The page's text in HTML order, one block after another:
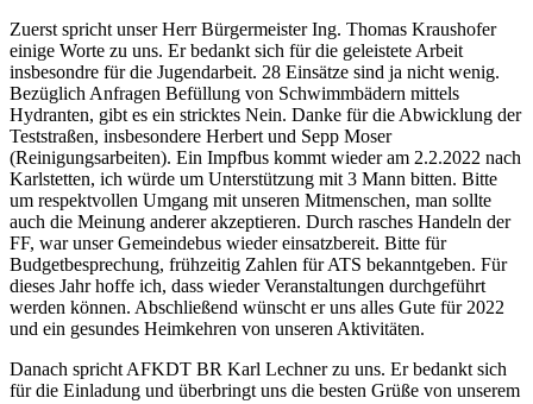
Zuerst spricht unser Herr Bürgermeister Ing. Thomas Kraushofer
einige Worte zu uns. Er bedankt sich für die geleistete Arbeit
insbesondre für die Jugendarbeit. 28 Einsätze sind ja nicht wenig.
Bezüglich Anfragen Befüllung von Schwimmbädern mittels
Hydranten, gibt es ein stricktes Nein. Danke für die Abwicklung der
Teststraßen, insbesondere Herbert und Sepp Moser
(Reinigungsarbeiten). Ein Impfbus kommt wieder am 2.2.2022 nach
Karlstetten, ich würde um Unterstützung mit 3 Mann bitten. Bitte
um respektvollen Umgang mit unseren Mitmenschen, man sollte
auch die Meinung anderer akzeptieren. Durch rasches Handeln der
FF, war unser Gemeindebus wieder einsatzbereit. Bitte für
Budgetbesprechung, frühzeitig Zahlen für ATS bekanntgeben. Für
dieses Jahr hoffe ich, dass wieder Veranstaltungen durchgeführt
werden können. Abschließend wünscht er uns alles Gute für 2022
und ein gesundes Heimkehren von unseren Aktivitäten.
Danach spricht AFKDT BR Karl Lechner zu uns. Er bedankt sich
für die Einladung und überbringt uns die besten Grüße von unserem